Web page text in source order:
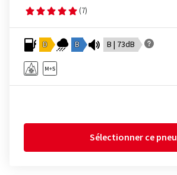
(7)
D B B | 73dB
Sélectionner ce pneu